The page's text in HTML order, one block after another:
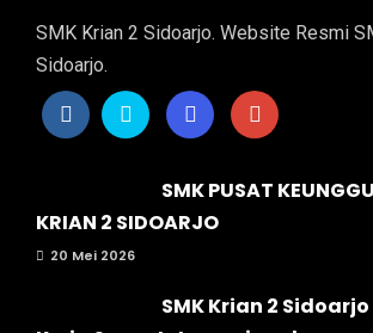
SMK Krian 2 Sidoarjo. Website Resmi
Sidoarjo.
SMK PUSAT
KRIAN 2 SIDOARJO
20 Mei 2026
SMK Krian 2